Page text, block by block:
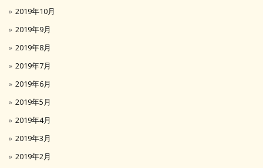
2019年10月
2019年9月
2019年8月
2019年7月
2019年6月
2019年5月
2019年4月
2019年3月
2019年2月